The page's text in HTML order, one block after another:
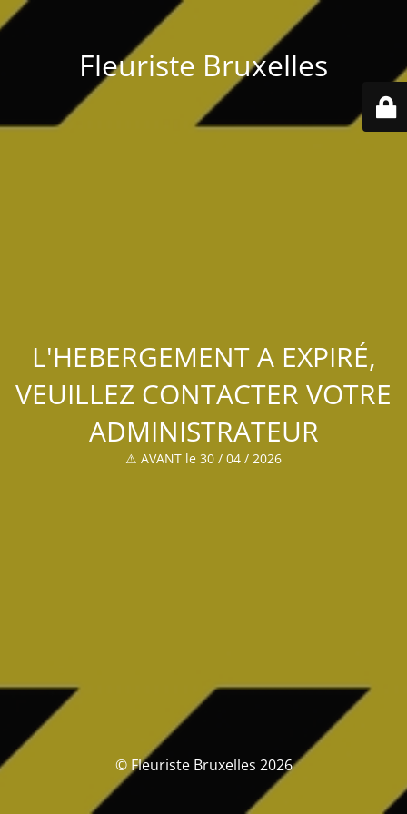
Fleuriste Bruxelles
L'HEBERGEMENT A EXPIRÉ,
VEUILLEZ CONTACTER VOTRE
ADMINISTRATEUR
⚠ AVANT le 30 / 04 / 2026
© Fleuriste Bruxelles 2026